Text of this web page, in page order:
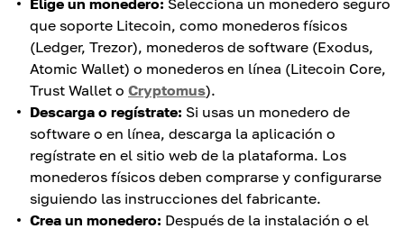
Elige un monedero: Selecciona un monedero seguro
que soporte Litecoin, como monederos físicos
(Ledger, Trezor), monederos de software (Exodus,
Atomic Wallet) o monederos en línea (Litecoin Core,
Trust Wallet o Cryptomus).
Descarga o regístrate: Si usas un monedero de
software o en línea, descarga la aplicación o
regístrate en el sitio web de la plataforma. Los
monederos físicos deben comprarse y configurarse
siguiendo las instrucciones del fabricante.
Crea un monedero: Después de la instalación o el